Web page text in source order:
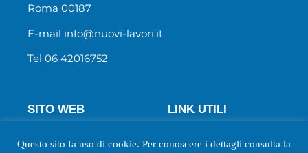
Roma 00187
E-mail info@nuovi-lavori.it
Tel 06 42016752
SITO WEB LINK UTILI
Questo sito fa uso di cookie. Per conoscere i dettagli consulta la